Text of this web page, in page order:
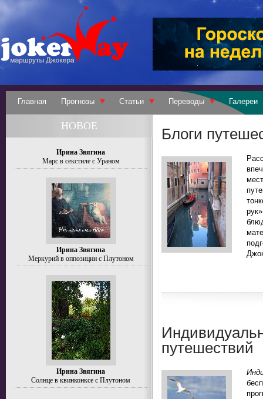
Главная Прогнозы Статьи Переводы Галереи
Блоги
путешествий
НОВОЕ
Ирина Звягина
Марс в секстиле с Ураном
Ирина Звягина
Меркурий в оппозиции с Плутоном
Ирина Звягина
Солнце в квинконксе с Плутоном